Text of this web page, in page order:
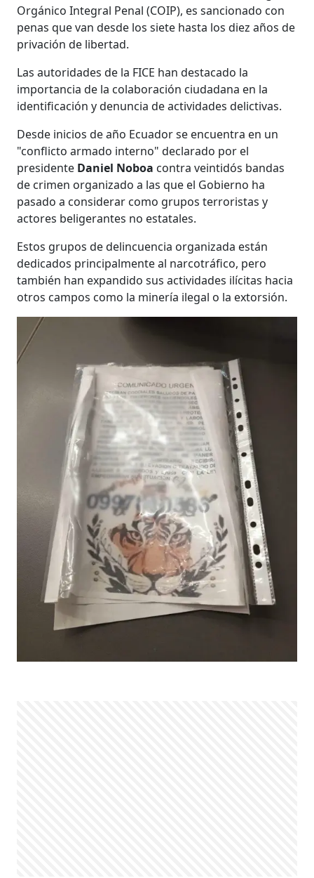
Orgánico Integral Penal (COIP), es sancionado con
penas que van desde los siete hasta los diez años de
privación de libertad.
Las autoridades de la FICE han destacado la
importancia de la colaboración ciudadana en la
identificación y denuncia de actividades delictivas.
Desde inicios de año Ecuador se encuentra en un
"conflicto armado interno" declarado por el
presidente Daniel Noboa contra veintidós bandas
de crimen organizado a las que el Gobierno ha
pasado a considerar como grupos terroristas y
actores beligerantes no estatales.
Estos grupos de delincuencia organizada están
dedicados principalmente al narcotráfico, pero
también han expandido sus actividades ilícitas hacia
otros campos como la minería ilegal o la extorsión.